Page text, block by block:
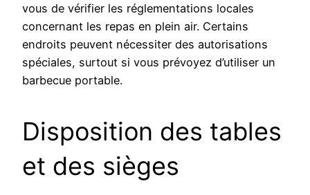
vous de vérifier les réglementations locales
concernant les repas en plein air. Certains
endroits peuvent nécessiter des autorisations
spéciales, surtout si vous prévoyez d’utiliser un
barbecue portable.
Disposition des tables
et des sièges